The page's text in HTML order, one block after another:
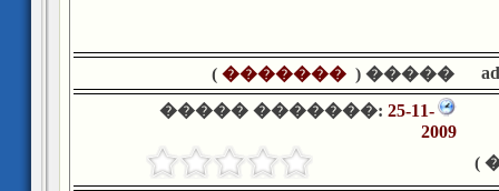
����� (
�������
)
����� �������: 25-11-
2009